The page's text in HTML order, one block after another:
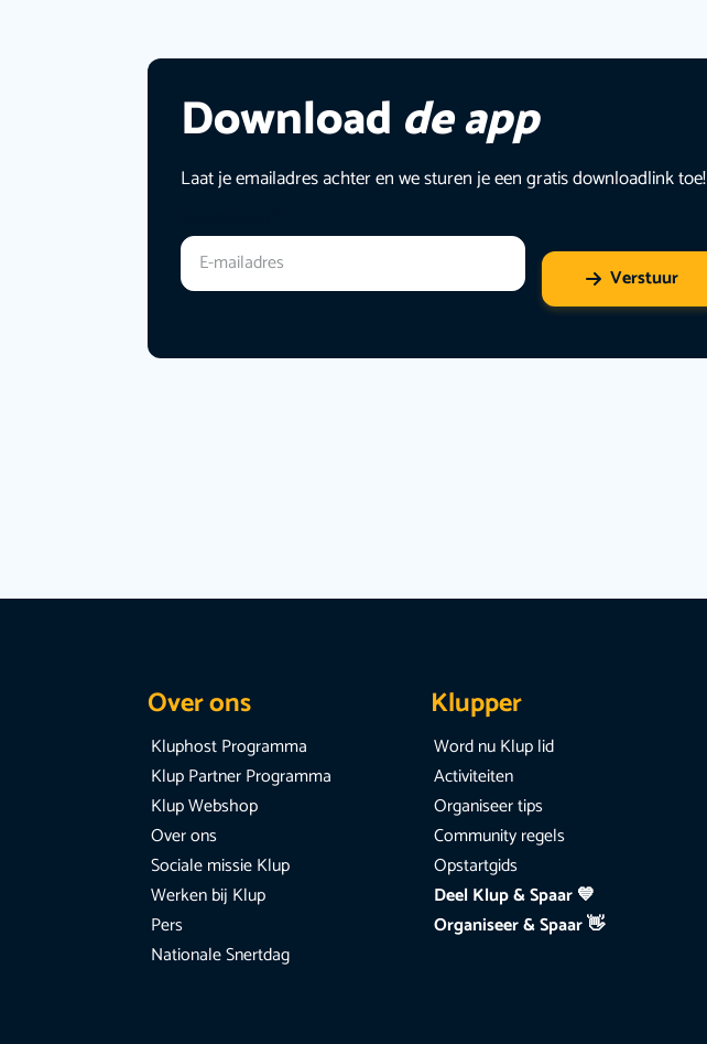
Download de app
Laat je emailadres achter en we sturen je een gratis downloadlink toe!
Verstuur
Over ons
Kluphost Programma
Klup Partner Programma
Klup Webshop
Over ons
Sociale missie Klup
Werken bij Klup
Pers
Nationale Snertdag
Klupper
Word nu Klup lid
Activiteiten
Organiseer tips
Community regels
Opstartgids
Deel Klup & Spaar 💙
Organiseer & Spaar 👋